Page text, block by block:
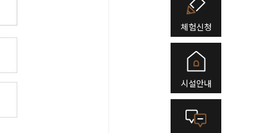
체험신청
시설안내